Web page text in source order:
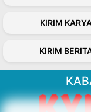
KIRIM
KIRIM